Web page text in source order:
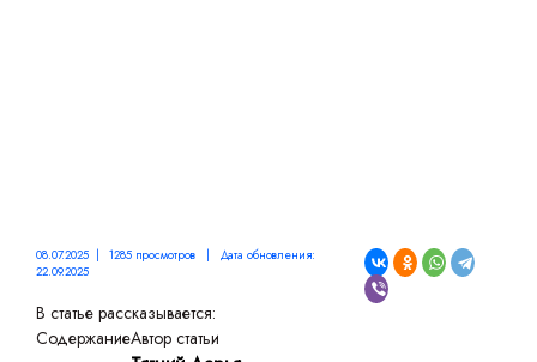
08.07.2025 | 1285 просмотров | Дата обновления:
22.09.2025
В статье рассказывается:
СодержаниеАвтор статьи